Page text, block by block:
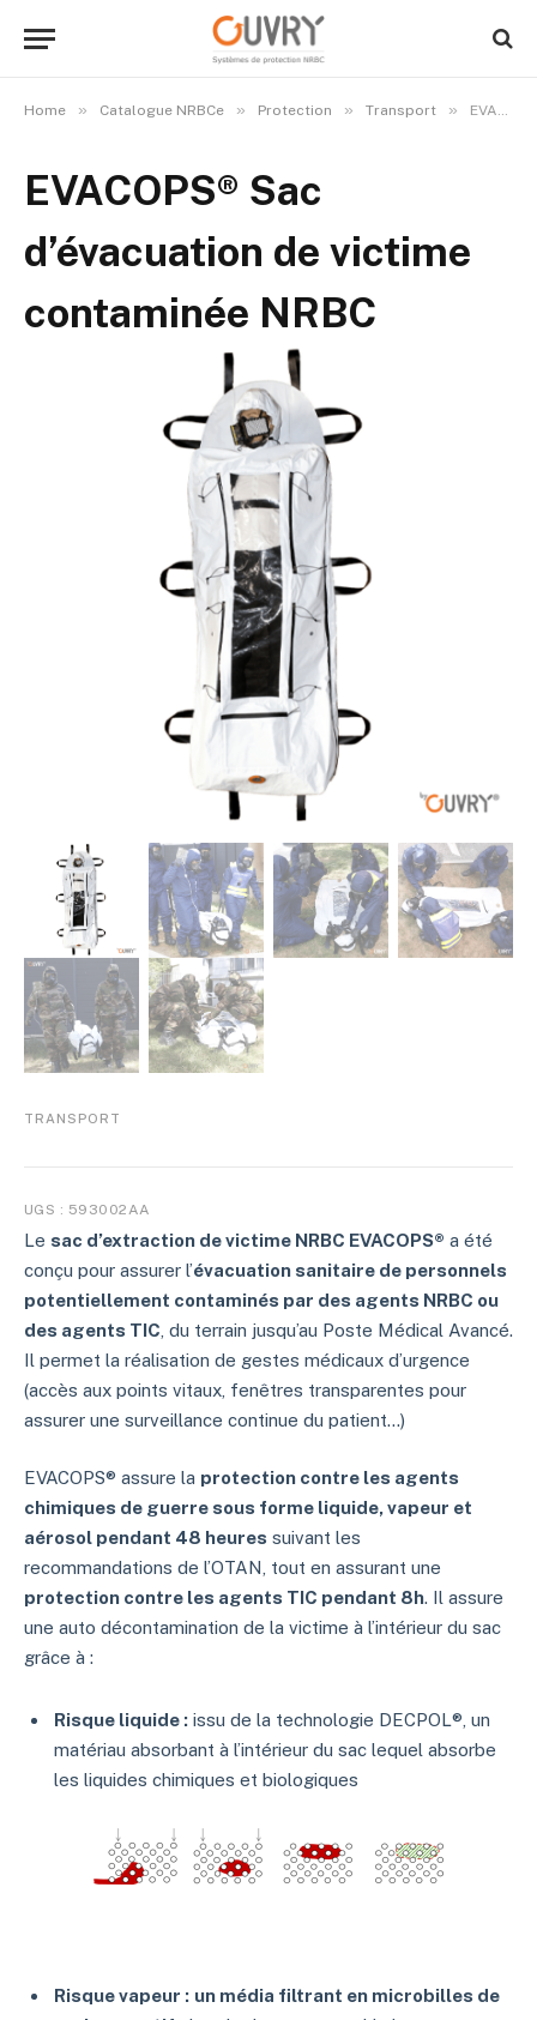
Home » Catalogue NRBCe » Protection » Transport » EVACOPS® Sac d’évacuation de victime contaminée NRBC
EVACOPS® Sac
d’évacuation de victime
contaminée NRBC
TRANSPORT
UGS : 593002AA
Le sac d’extraction de victime NRBC EVACOPS® a été
conçu pour assurer l’évacuation sanitaire de personnels
potentiellement contaminés par des agents NRBC ou
des agents TIC , du terrain jusqu’au Poste Médical Avancé.
Il permet la réalisation de gestes médicaux d’urgence
(accès aux points vitaux, fenêtres transparentes pour
assurer une surveillance continue du patient…)
EVACOPS® assure la protection contre les agents
chimiques de guerre sous forme liquide, vapeur et
aérosol pendant 48 heures suivant les
recommandations de l’OTAN, tout en assurant une
protection contre les agents TIC pendant 8h. Il assure
une auto décontamination de la victime à l’intérieur du sac
grâce à :
Risque liquide : issu de la technologie DECPOL®, un
matériau absorbant à l’intérieur du sac lequel absorbe
les liquides chimiques et biologiques
Risque vapeur : un média filtrant en microbilles de